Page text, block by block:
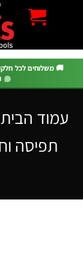
משלוחים לכל חלקי הארץ ·
הבית /
תפיסה